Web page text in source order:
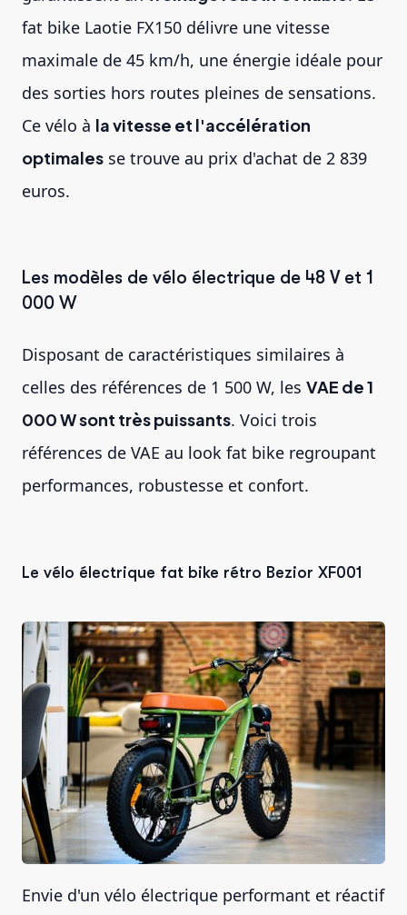
fat bike Laotie FX150 délivre une vitesse
maximale de 45 km/h, une énergie idéale pour
des sorties hors routes pleines de sensations.
Ce vélo à la vitesse et l'accélération
optimales se trouve au prix d'achat de 2 839
euros.
Les modèles de vélo électrique de 48 V et 1
000 W
Disposant de caractéristiques similaires à
celles des références de 1 500 W, les VAE de 1
000 W sont très puissants. Voici trois
références de VAE au look fat bike regroupant
performances, robustesse et confort.
Le vélo électrique fat bike rétro Bezior XF001
Envie d'un vélo électrique performant et réactif